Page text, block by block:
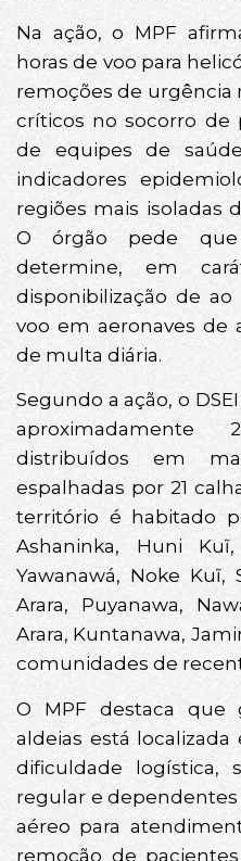
Na ação, o MPF
horas de voo para
remoções de urgência
críticos no socorro de
de equipes de
indicadores
regiões mais isoladas
O órgão pede
determine, em
disponibilização de
voo em aeronaves de
de multa diária.
Segundo a ação, o
distribuídos em
espalhadas por 21
território é habitado
Ashaninka, Huni Kuĩ,
Yawanawá, Noke Kuĩ,
Arara, Puyanawa,
Arara, Kuntanawa,
comunidades de
O MPF destaca que
aldeias está
dificuldade logística,
regular e
aéreo para
remoção de